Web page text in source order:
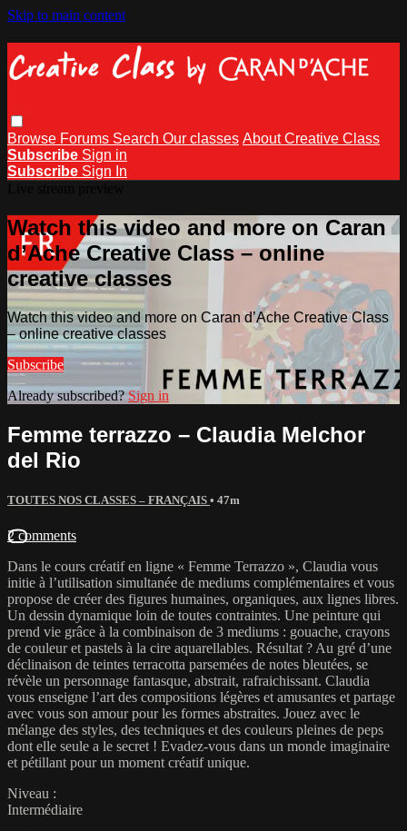
Skip to main content
Browse Forums Search Our classes About Creative Class
Subscribe Sign in
Subscribe Sign In
Watch this video and more on Caran
d’Ache Creative Class – online
creative classes
Watch this video and more on Caran d’Ache Creative Class
– online creative classes
Subscribe
Already subscribed?Sign in
Femme terrazzo – Claudia Melchor
del Rio
TOUTES NOS CLASSES – FRANÇAIS • 47m
2 comments
Dans le cours créatif en ligne « Femme Terrazzo », Claudia vous
initie à l’utilisation simultanée de mediums complémentaires et vous
propose de créer des figures humaines, organiques, aux lignes libres.
Un dessin dynamique loin de toutes contraintes. Une peinture qui
prend vie grâce à la combinaison de 3 mediums : gouache, crayons
de couleur et pastels à la cire aquarellables. Résultat ? Au gré d’une
déclinaison de teintes terracotta parsemées de notes bleutées, se
révèle un personnage fantasque, abstrait, rafraichissant. Claudia
vous enseigne l’art des compositions légères et amusantes et partage
avec vous son amour pour les formes abstraites. Jouez avec le
mélange des styles, des techniques et des couleurs pleines de peps
dont elle seule a le secret ! Evadez-vous dans un monde imaginaire
et pétillant pour un moment créatif unique.
Niveau :
Intermédiaire